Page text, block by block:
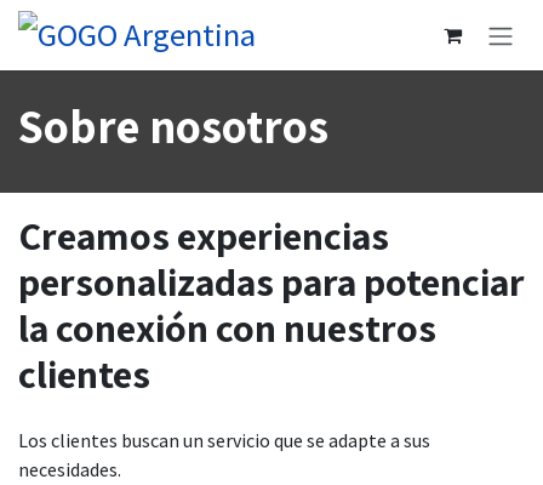
Ir al contenido
Sobre nosotros
Creamos experiencias
personalizadas para potenciar
la conexión con nuestros
clientes
Los clientes buscan un servicio que se adapte a sus
necesidades.